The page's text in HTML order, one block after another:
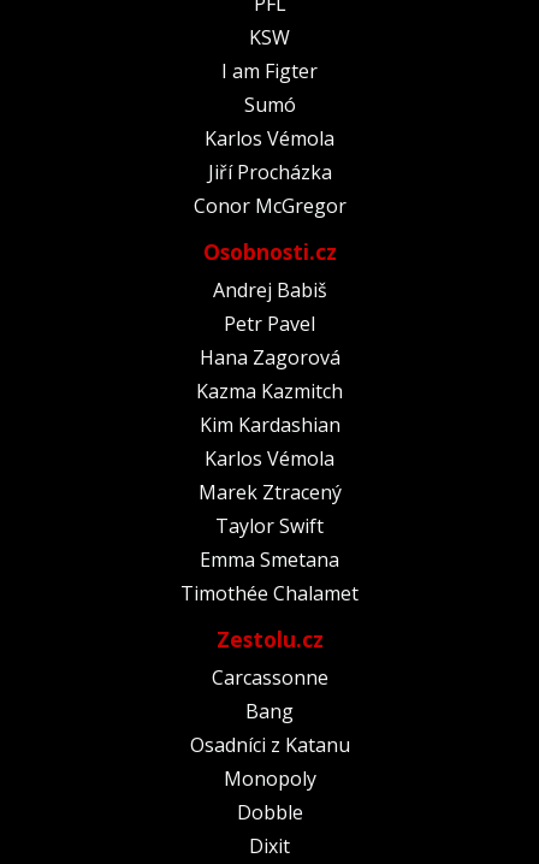
KSW
I am Figter
Sumó
Karlos Vémola
Jiří Procházka
Conor McGregor
Osobnosti.cz
Andrej Babiš
Petr Pavel
Hana Zagorová
Kazma Kazmitch
Kim Kardashian
Karlos Vémola
Marek Ztracený
Taylor Swift
Emma Smetana
Timothée Chalamet
Zestolu.cz
Carcassonne
Bang
Osadníci z Katanu
Monopoly
Dobble
Dixit